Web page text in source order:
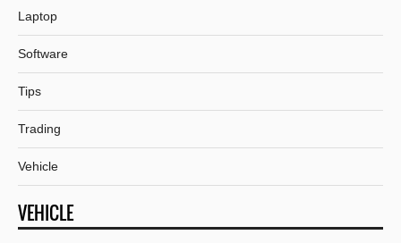
Laptop
Software
Tips
Trading
Vehicle
VEHICLE